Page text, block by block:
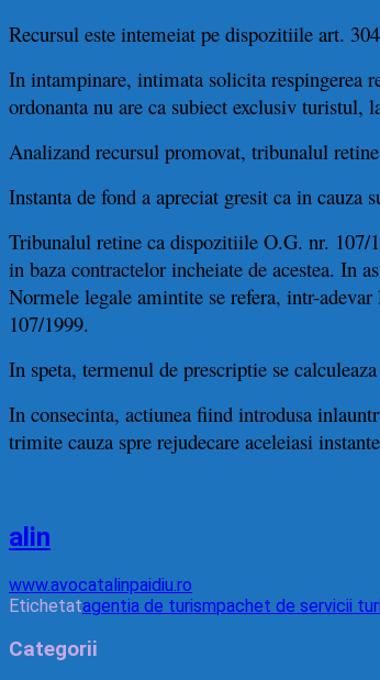
Recursul este intemeiat pe dispozitiile art.
In intampinare, intimata solicita respingerea
ordonanta nu are ca subiect exclusiv
Analizand recursul promovat, tribunalul
Instanta de fond a apreciat gresit ca in
Tribunalul retine ca dispozitiile O.G. nr.
in baza contractelor incheiate de acestea. In
Normele legale amintite se refera, intr-
107/1999.
In speta, termenul de prescriptie se
In consecinta, actiunea fiind introdusa
trimite cauza spre rejudecare aceleiasi
alin
www.avocatalinpaidiu.ro
Etichetatagentia de turismpachet de servicii
Categorii